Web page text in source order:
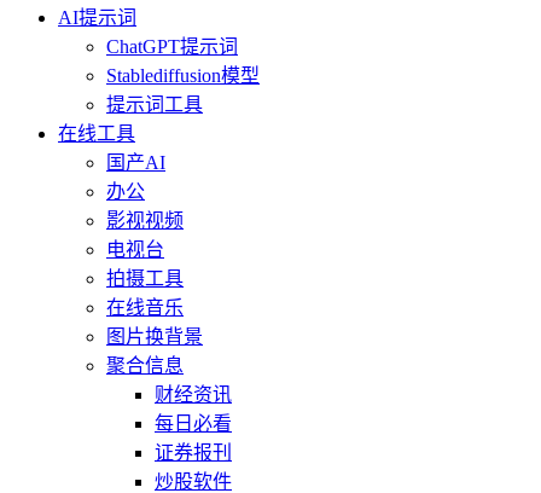
AI提示词
ChatGPT提示词
Stablediffusion模型
提示词工具
在线工具
国产AI
办公
影视视频
电视台
拍摄工具
在线音乐
图片换背景
聚合信息
财经资讯
每日必看
证券报刊
炒股软件